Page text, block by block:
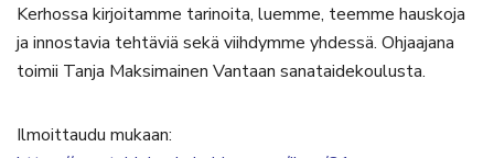
Kerhossa kirjoitamme tarinoita, luemme, teemme hauskoja
ja innostavia tehtäviä sekä viihdymme yhdessä. Ohjaajana
toimii Tanja Maksimainen Vantaan sanataidekoulusta.
Ilmoittaudu mukaan: